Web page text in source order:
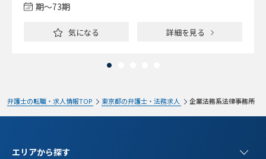
期〜73期
気になる 詳細を見る
弁護士の転職・求人情報TOP 東京都の弁護士・法務求人 企業法務系法律事務所
エリアから探す